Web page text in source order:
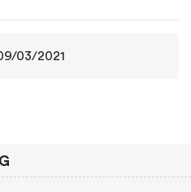
03/2021